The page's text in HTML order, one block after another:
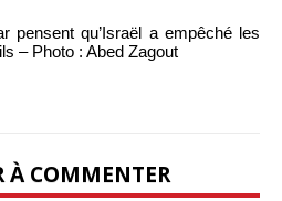
pensent qu’Israël a empêché les
– Photo : Abed Zagout
À COMMENTER